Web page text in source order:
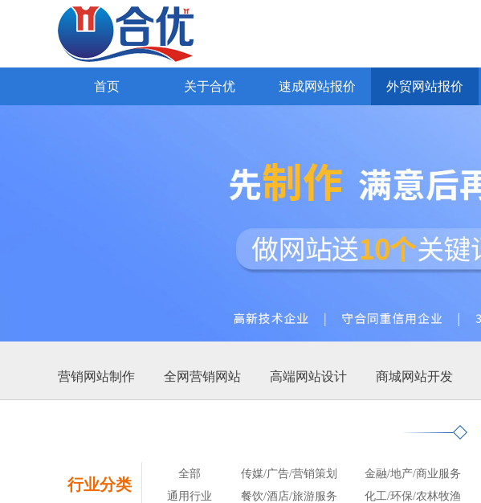
首页 关于合优 速成网站报价 外贸网站报价
外贸网站报价
Google推广
SEO网站优化
知名企业 企业官网 商务服务
营销网站制作 全网营销网站 高端网站设计 商城网站开发
行业分类
全部 传媒/广告/营销策划 金融/地产/商业服务
通用行业
餐饮/酒店/旅游服务 化工/环保/农林牧渔